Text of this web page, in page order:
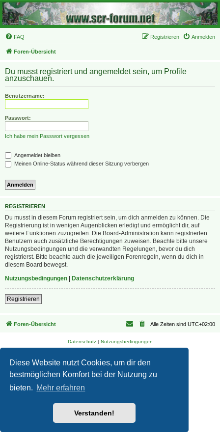
Diese Website nutzt Cookies, um dir den
bestmöglichen Komfort bei der Nutzung zu
bieten. Mehr erfahren
Verstanden!
FAQ Anmelden
Registrieren
Foren-Übersicht
Du musst registriert und angemeldet sein, um Profile
anzuschauen.
Benutzername:
Passwort:
Ich habe mein Passwort vergessen
Angemeldet bleiben
Meinen Online-Status während dieser Sitzung verbergen
REGISTRIEREN
Du musst in diesem Forum registriert sein, um dich anmelden zu können. Die
Registrierung ist in wenigen Augenblicken erledigt und ermöglicht dir, auf
weitere Funktionen zuzugreifen. Die Board-Administration kann registrierten
Benutzern auch zusätzliche Berechtigungen zuweisen. Beachte bitte unsere
Nutzungsbedingungen und die verwandten Regelungen, bevor du dich
registrierst. Bitte beachte auch die jeweiligen Forenregeln, wenn du dich in
diesem Board bewegst.
Nutzungsbedingungen
Datenschutzerklärung
Registrieren
Foren-Übersicht Alle Zeiten sind UTC+02:00
Datenschutz| Nutzungsbedingungen